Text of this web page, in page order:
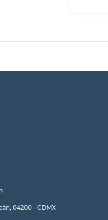
Tendrás
, 04200 - CDMX